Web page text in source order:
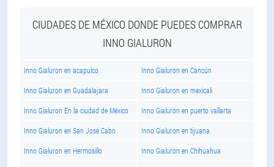
CIUDADES DE MÉXICO DONDE PUEDES COMPRAR
INNO GIALURON
Inno Gialuron en acapulco Inno Gialuron en Cancún
Inno Gialuron en Guadalajara Inno Gialuron en mexicali
Inno Gialuron En la ciudad de México Inno Gialuron en puerto vallarta
Inno Gialuron en San José Cabo Inno Gialuron en tijuana
Inno Gialuron en Hermosillo Inno Gialuron en Chihuahua